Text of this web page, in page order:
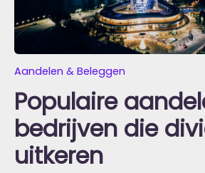
Aandelen & Beleggen
Populaire
bedrijven die
uitkeren